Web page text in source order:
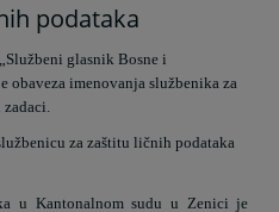
podataka
glasnik Bosne i
obaveza imenovanja službenika za
zadaci.
za zaštitu ličnih podataka
u Kantonalnom sudu u Zenici je